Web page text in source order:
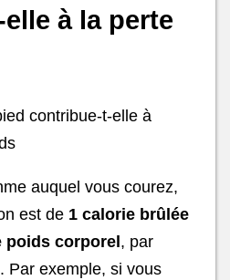
à la perte
auquel vous courez,
est de 1 calorie brûlée
poids corporel , par
Par exemple, si vous